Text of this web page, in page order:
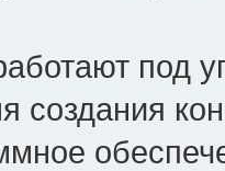
под
создания